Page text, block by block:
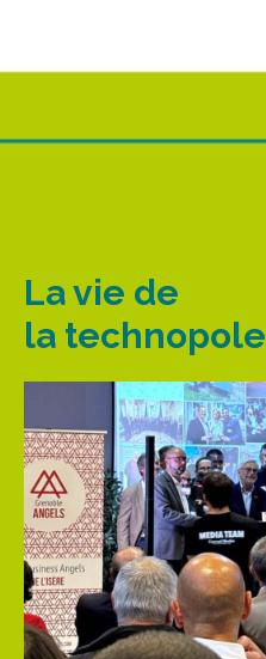
La vie de
la technopole